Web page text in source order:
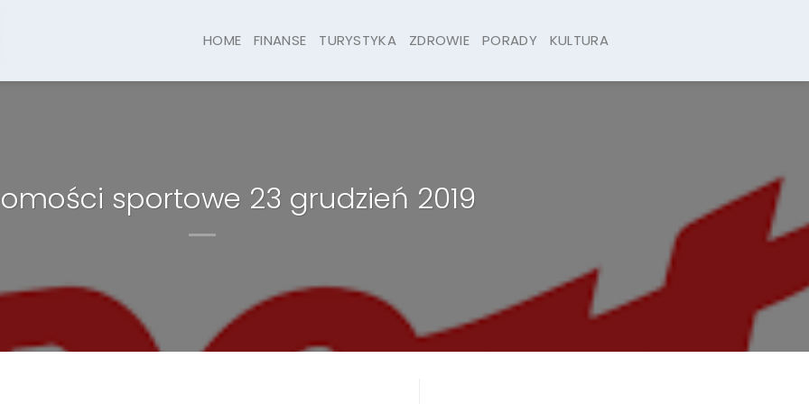
HOME FINANSE TURYSTYKA ZDROWIE PORADY KULTURA
sportowe 23 grudzień 2019